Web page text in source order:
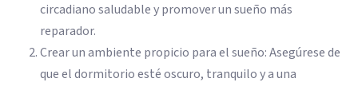
circadiano saludable y promover un sueño más
reparador.
Crear un ambiente propicio para el sueño: Asegúrese de
que el dormitorio esté oscuro, tranquilo y a una